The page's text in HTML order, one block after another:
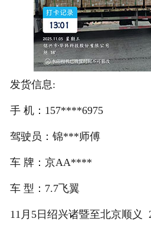
发货信息:
手 机：157****6975
驾驶员：锦***师傅
车 牌：京AA****
车 型：7.7飞翼
11月5日绍兴诸暨至北京顺义